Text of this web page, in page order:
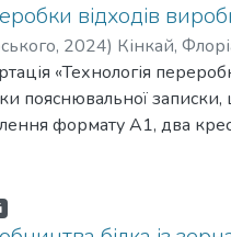
виконана на 111
джерело.
огляд літератури,
а також
досліджено вплив
максимальний
проростків до 12.
відходів
, 2024) Кінкай,
«Технологія
пояснювальної
формату А1, два
процесу.
дослідження.